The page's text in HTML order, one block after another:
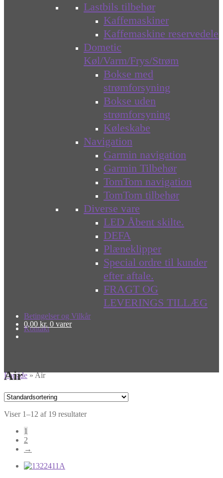
Lastbils tilbehør
Kaffemaskiner
Kaffemaskine reservedele
Dometic
Køl/Varm/Frys/Strøm
Bokse med
strømforsyning
Bokse uden
strømforsyning
Køleskabe
Navigation
Garmin navigation
Garmin Tilbehør
TomTom navigation
TomTom tilbehør
Diverse vare
LED Åbent skilte.
DEFA
Plæneklipper
Special ordre til kunder
efter aftale.
FRAGT OG
LEVERINGS TILLÆG
Betingelser og Vilkår
Kontakt
0,00 kr. 0 varer
Forside»Air
Air
Viser 1–12 af 19 resultater
1
2
→